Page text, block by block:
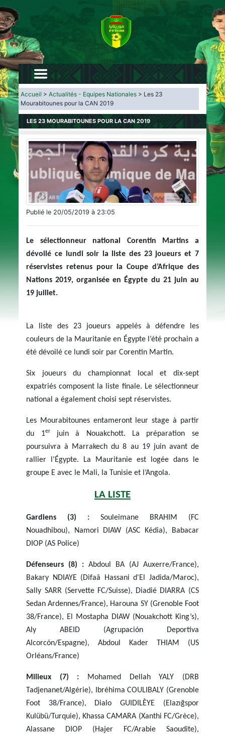
Accueil >Actualités - Equipes Nationales > Les 23
Mourabitounes pour la CAN 2019
LES 23 MOURABITOUNES POUR LA CAN 2019
Publié le 20/05/2019 à 23:05
Le sélectionneur national Corentin Martins a
dévoilé ce lundi soir la liste des 23 joueurs et 7
réservistes retenus pour la Coupe d’Afrique des
Nations 2019, organisée en Égypte du 21 juin au
19 juillet.
La liste des 23 joueurs appelés à défendre les
couleurs de la Mauritanie en Égypte l’été prochain a
été dévoilé ce lundi soir par Corentin Martin.
Six joueurs du championnat local et dix-sept
expatriés composent la liste finale. Le sélectionneur
national a également choisi sept réservistes.
Les Mourabitounes entameront leur stage à partir
du 1er
juin à Nouakchott. La préparation se
poursuivra à Marrakech du 8 au 19 juin avant de
rallier l’Égypte. La Mauritanie est logée dans le
groupe E avec le Mali, la Tunisie et l’Angola.
LA LISTE
Gardiens (3) : Souleimane BRAHIM (FC
Nouadhibou), Namori DIAW (ASC Kédia), Babacar
DIOP (AS Police)
Défenseurs (8) : Abdoul BA (AJ Auxerre/France),
Bakary NDIAYE (Difaâ Hassani d'El Jadida/Maroc),
Sally SARR (Servette FC/Suisse), Diadié DIARRA (CS
Sedan Ardennes/France), Harouna SY (Grenoble Foot
38/France), El Mostapha DIAW (Nouakchott King’s),
Aly ABEID (Agrupación Deportiva
Alcorcón/Espagne), Abdoul Kader THIAM (US
Orléans/France)
Milieux (7) : Mohamed Dellah YALY (DRB
Tadjenanet/Algérie), Ibréhima COULIBALY (Grenoble
Foot 38/France), Dialo GUIDILÈYE (Elazığspor
Kulübü/Turquie), Khassa CAMARA (Xanthi FC/Grèce),
Alassane DIOP (Hajer FC/Arabie Saoudite),